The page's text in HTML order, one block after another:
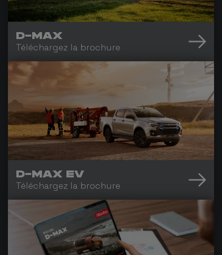
D-MAX
Téléchargez la brochure
D-MAX EV
Téléchargez la brochure